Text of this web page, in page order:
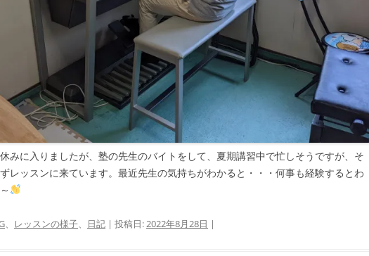
みに入りましたが、塾の先生のバイトをして、夏期講習中で忙しそうですが、そ
レッスンに来ています。最近先生の気持ちがわかると・・・何事も経験するとわ
、 レッスンの様子、 日記 | 投稿日:2022年8月28日 |